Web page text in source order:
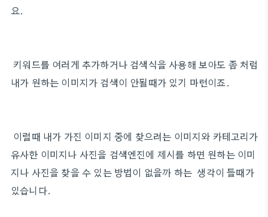
요.
키워드를 여러게 추가하거나 검색식을 사용해 보아도 좀 처럼
내가 원하는 이미지가 검색이 안될때가 있기 마련이죠.
이럴때 내가 가진 이미지 중에 찾으려는 이미지와 카테고리가
유사한 이미지나 사진을 검색엔진에 제시를 하면 원하는 이미
지나 사진을 찾을 수 있는 방법이 없을까 하는 생각이 들때가
있습니다.